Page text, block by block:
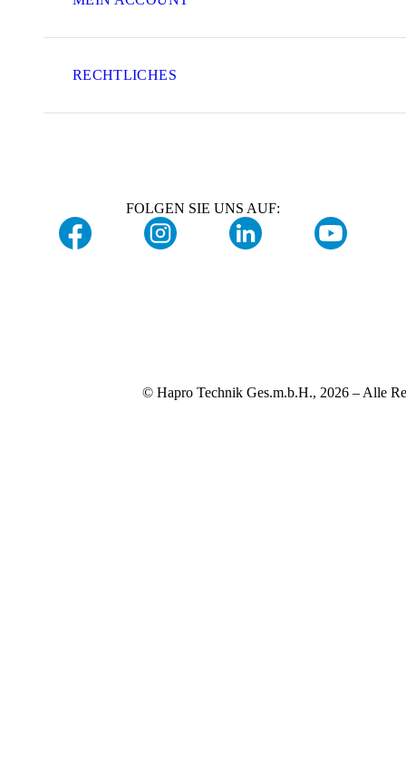
RECHTLICHES
FOLGEN SIE UNS AUF:
© Hapro Technik Ges.m.b.H., 2026 – Alle